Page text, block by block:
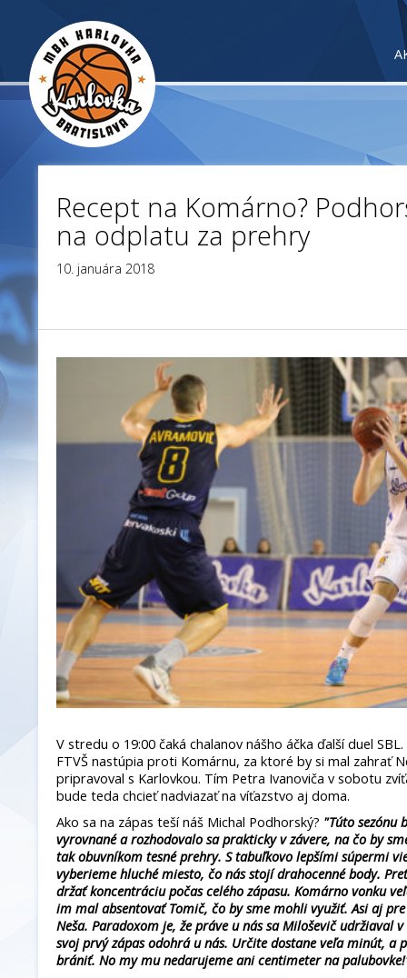
Recept na Komárno?
na odplatu za prehry
10. januára 2018
V stredu o 19:00 čaká chalanov nášho áčka ďalší duel
FTVŠ nastúpia proti Komárnu, za ktoré by si mal zahrať
pripravoval s Karlovkou. Tím Petra Ivanoviča v sobotu
bude teda chcieť nadviazať na víťazstvo aj doma.
Ako sa na zápas teší náš Michal Podhorský? "Túto sezónu
vyrovnané a rozhodovalo sa prakticky v závere, na čo by
tak obuvníkom tesné prehry. S tabuľkovo lepšími súpermi
vyberieme hluché miesto, čo nás stojí drahocenné body.
držať koncentráciu počas celého zápasu. Komárno vonku
im mal absentovať Tomič, čo by sme mohli využiť. Asi aj
Neša. Paradoxom je, že práve u nás sa Miloševič udržiaval
svoj prvý zápas odohrá u nás. Určite dostane veľa minút, a
brániť. No my mu nedarujeme ani centimeter na